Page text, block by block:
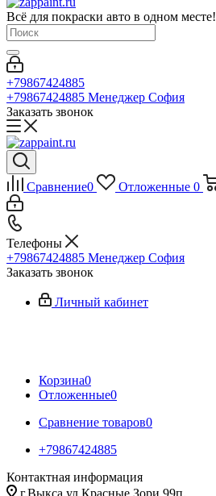
Всё для покраски авто в одном месте!
+79867424885
+79867424885 Менеджер София
Заказать звонок
Сравнение0 Отложенные 0
Телефоны
+79867424885 Менеджер София
Заказать звонок
Личный кабинет
Корзина0
Отложенные0
Сравнение товаров0
+79867424885
Контактная информация
г.Выкса,ул Красные Зори 99п.